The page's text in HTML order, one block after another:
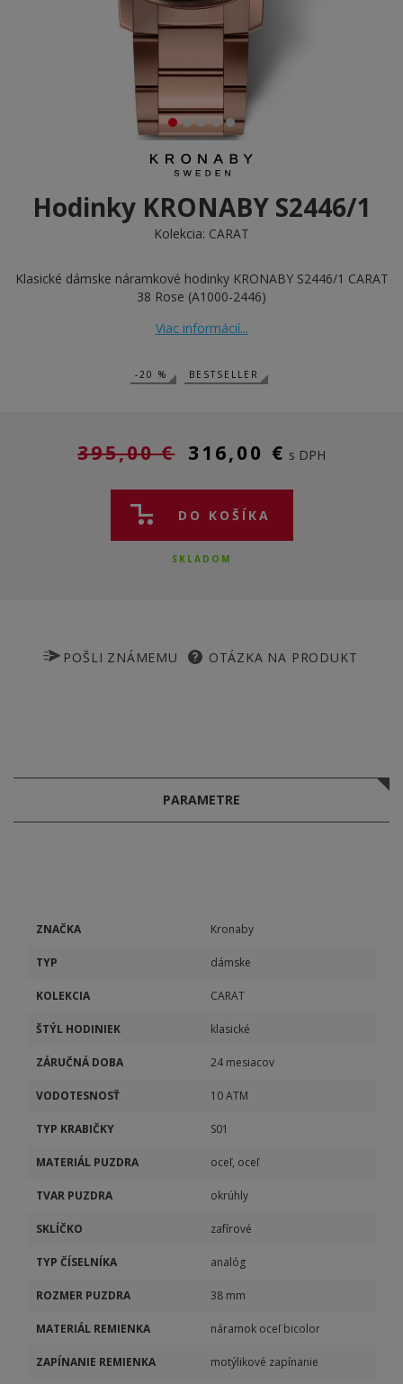
Hodinky KRONABY S2446/1
Kolekcia: CARAT
Klasické dámske náramkové hodinky KRONABY S2446/1 CARAT
38 Rose (A1000-2446)
Viac informácií...
-20 % BESTSELLER
395,00 € 316,00 € s DPH
DO KOŠÍKA
SKLADOM
POŠLI ZNÁMEMU OTÁZKA NA PRODUKT
PARAMETRE
ZNAČKA Kronaby
TYP dámske
KOLEKCIA CARAT
ŠTÝL HODINIEK klasické
ZÁRUČNÁ DOBA 24 mesiacov
VODOTESNOSŤ 10 ATM
TYP KRABIČKY S01
MATERIÁL PUZDRA oceľ, oceľ
TVAR PUZDRA okrúhly
SKLÍČKO zafírové
TYP ČÍSELNÍKA analóg
ROZMER PUZDRA 38 mm
MATERIÁL REMIENKA náramok oceľ bicolor
ZAPÍNANIE REMIENKA motýlikové zapínanie